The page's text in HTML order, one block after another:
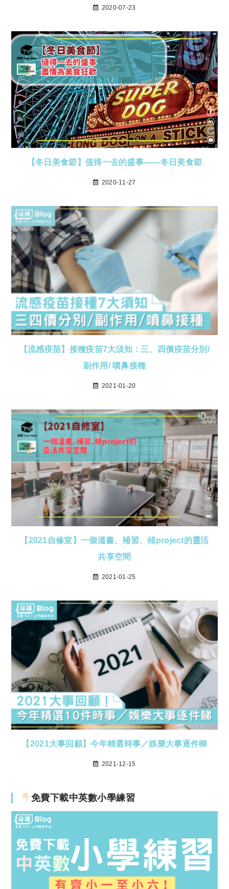
2020-07-23
【冬日美食節】值得一去的盛事——冬日美食節
2020-11-27
【流感疫苗】接種疫苗7大須知：三、四價疫苗分別/
副作用/ 噴鼻接種
2021-01-20
【2021自修室】一個溫書、補習、傾project的靈活
共享空間
2021-01-25
【2021大事回顧】今年精選時事／娛樂大事逐件睇
2021-12-15
免費下載中英數小學練習